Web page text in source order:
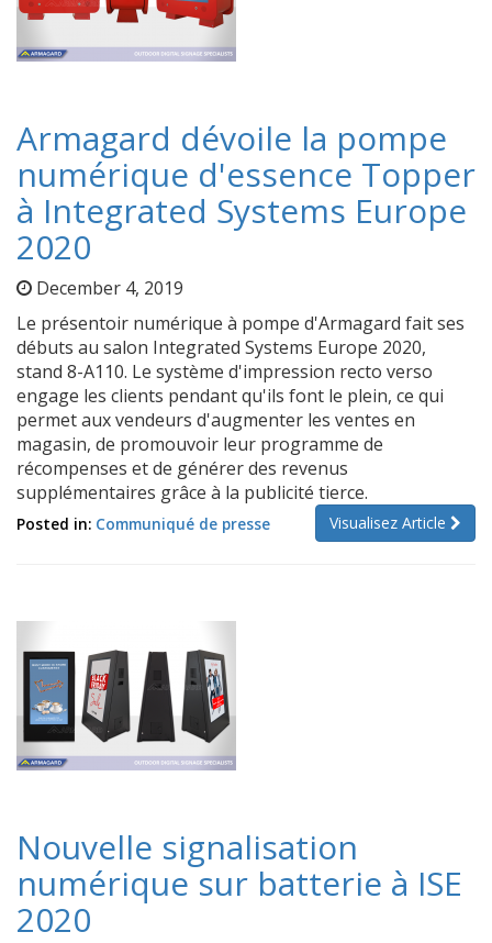
Armagard dévoile la pompe
numérique d'essence Topper
à Integrated Systems Europe
2020
December 4, 2019
Le présentoir numérique à pompe d'Armagard fait ses
débuts au salon Integrated Systems Europe 2020,
stand 8-A110. Le système d'impression recto verso
engage les clients pendant qu'ils font le plein, ce qui
permet aux vendeurs d'augmenter les ventes en
magasin, de promouvoir leur programme de
récompenses et de générer des revenus
supplémentaires grâce à la publicité tierce.
Visualisez Article
Posted in: Communiqué de presse
Nouvelle signalisation
numérique sur batterie à ISE
2020